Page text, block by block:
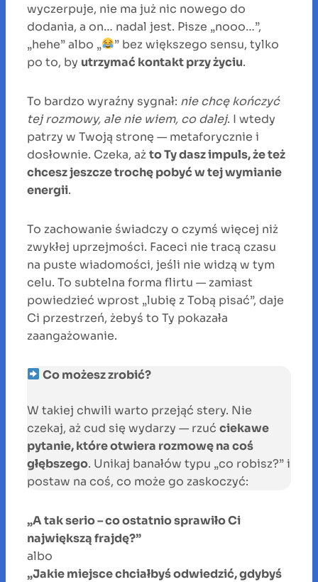
wyczerpuje, nie ma już nic nowego do
dodania, a on… nadal jest. Pisze „nooo…”,
„hehe” albo „
” bez większego sensu, tylko
po to, by utrzymać kontakt przy życiu.
To bardzo wyraźny sygnał: nie chcę kończyć
tej rozmowy, ale nie wiem, co dalej. I wtedy
patrzy w Twoją stronę — metaforycznie i
dosłownie. Czeka, ażto Ty dasz impuls, że też
chcesz jeszcze trochę pobyć w tej wymianie
energii.
To zachowanie świadczy o czymś więcej niż
zwykłej uprzejmości. Faceci nie tracą czasu
na puste wiadomości, jeśli nie widzą w tym
celu. To subtelna forma flirtu — zamiast
powiedzieć wprost „lubię z Tobą pisać”, daje
Ci przestrzeń, żebyś to Ty pokazała
zaangażowanie.
Co możesz zrobić?
W takiej chwili warto przejąć stery. Nie
czekaj, aż cud się wydarzy — rzuć ciekawe
pytanie, które otwiera rozmowę na coś
głębszego. Unikaj banałów typu „co robisz?” i
postaw na coś, co może go zaskoczyć:
„A tak serio – co ostatnio sprawiło Ci
największą frajdę?”
albo
„Jakie miejsce chciałbyś odwiedzić, gdybyś